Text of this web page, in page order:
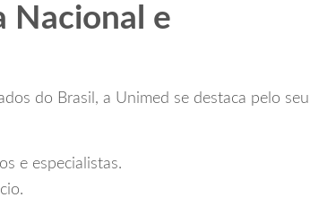
Nacional e
do Brasil, a Unimed se destaca pelo
e especialistas.